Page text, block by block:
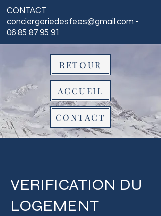
CONTACT
conciergeriedesfees@gmail.com -
06 85 87 95 91
RETOUR
ACCUEIL
CONTACT
VERIFICATION DU
LOGEMENT